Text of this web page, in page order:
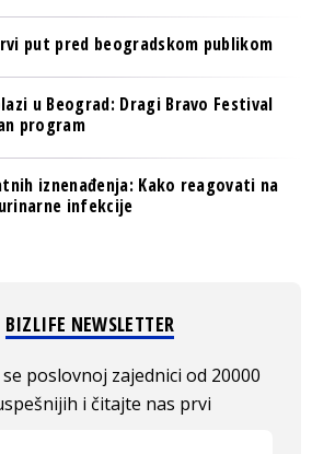
put pred beogradskom publikom
u Beograd: Dragi Bravo Festival
program
iznenađenja: Kako reagovati na
infekcije
BIZLIFE NEWSLETTER
poslovnoj zajednici od 20000
i čitajte nas prvi